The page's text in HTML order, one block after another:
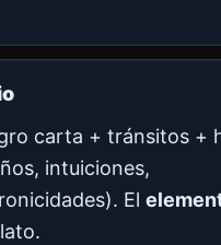
carta + tránsitos +
intuiciones,
El